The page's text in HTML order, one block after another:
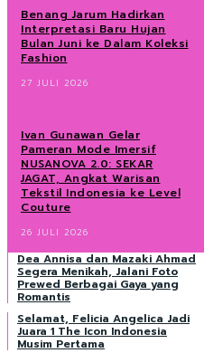
Benang Jarum Hadirkan
Interpretasi Baru Hujan
Bulan Juni ke Dalam Koleksi
Fashion
27 JULI 2026
Ivan Gunawan Gelar
Pameran Mode Imersif
NUSANOVA 2.0: SEKAR
JAGAT, Angkat Warisan
Tekstil Indonesia ke Level
Couture
26 JULI 2026
Dea Annisa dan Mazaki Ahmad
Segera Menikah, Jalani Foto
Prewed Berbagai Gaya yang
Romantis
Selamat, Felicia Angelica Jadi
Juara 1 The Icon Indonesia
Musim Pertama